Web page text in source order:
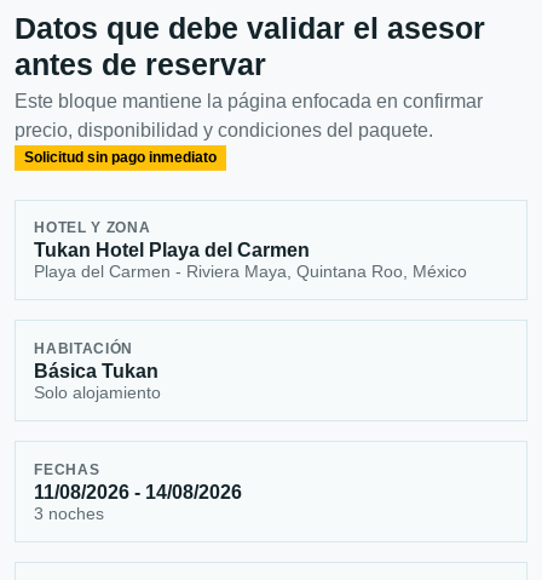
Datos que debe validar el asesor
antes de reservar
Este bloque mantiene la página enfocada en confirmar
precio, disponibilidad y condiciones del paquete.
Solicitud sin pago inmediato
HOTEL Y ZONA
Tukan Hotel Playa del Carmen
Playa del Carmen - Riviera Maya, Quintana Roo, México
HABITACIÓN
Básica Tukan
Solo alojamiento
FECHAS
11/08/2026 - 14/08/2026
3 noches